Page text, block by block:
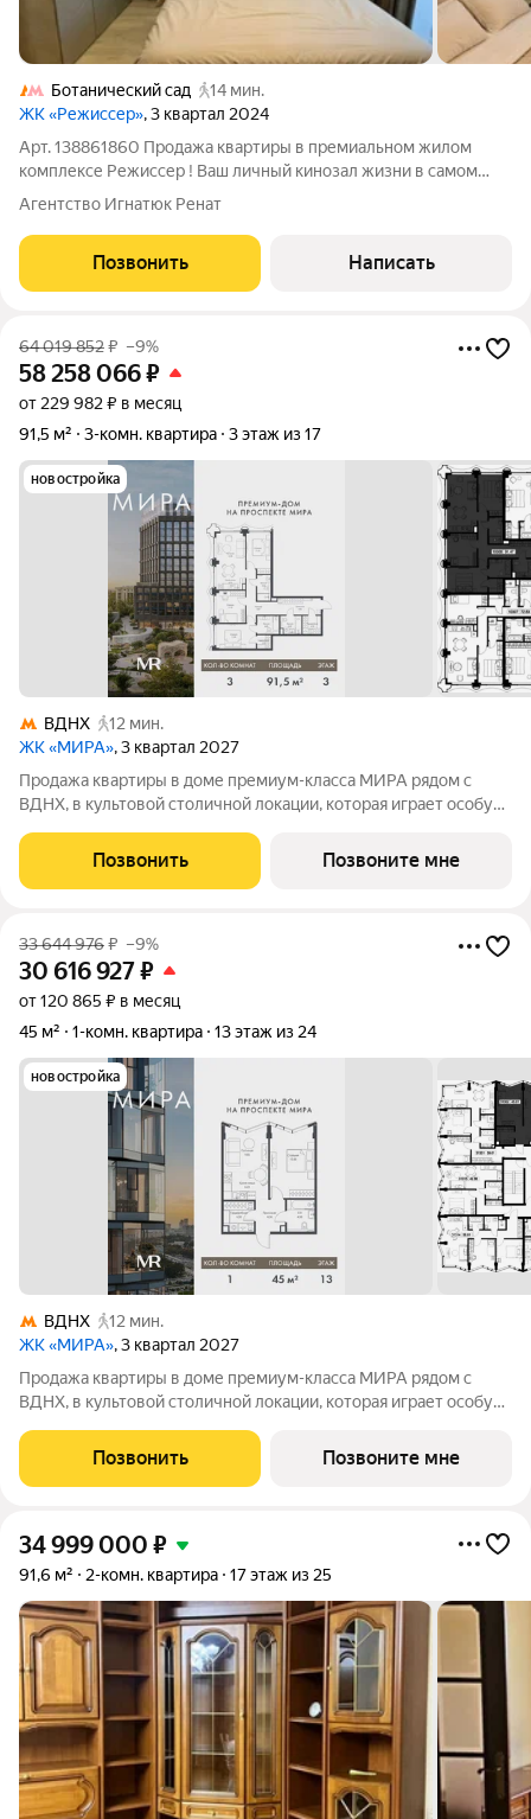
Ботанический сад
14 мин.
ЖК «Режиссер», 3 квартал 2024
Арт. 138861860 Продажа квартиры в премиальном жилом
комплексе Режиссер ! Ваш личный кинозал жизни в самом
кинематографичном уголке столицы! Локация мечты: 10 этаж
легендарный парк ВДНХ
Агентство Игнатюк Ренат
Позвонить Написать
64 019 852₽ –9%
58 258 066₽
от 229 982 ₽ в месяц
91,5 м²
3-комн. квартира 3 этаж из 17
новостройка
ВДНХ
12 мин.
ЖК «МИРА», 3 квартал 2027
Продажа квартиры в доме премиум-класса МИРА рядом с
ВДНХ, в культовой столичной локации, которая играет особую
квартира площадью 91.47 м расположена в корпусе 1, на 3
этаже 17 этажного дома.
Позвонить Позвоните мне
33 644 976₽ –9%
30 616 927₽
от 120 865 ₽ в месяц
45 м²
1-комн. квартира 13 этаж из 24
новостройка
ВДНХ
12 мин.
ЖК «МИРА», 3 квартал 2027
Продажа квартиры в доме премиум-класса МИРА рядом с
ВДНХ, в культовой столичной локации, которая играет особую
квартира площадью 45.01 м расположена в корпусе 3, на 13
этаже 24 этажного дома.
Позвонить Позвоните мне
34 999 000 ₽
91,6 м² 2-комн. квартира 17 этаж из 25